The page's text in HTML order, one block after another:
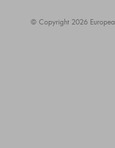
© Copyright 2026